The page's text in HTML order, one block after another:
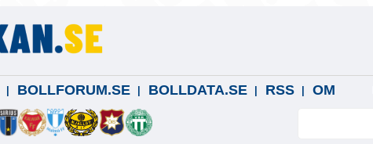
BOLLFORUM.SE BOLLDATA.SE RSS OM